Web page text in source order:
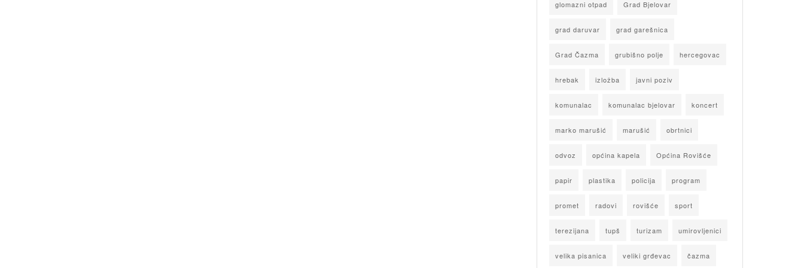
glomazni otpad Grad Bjelovar
grad daruvar grad garešnica
Grad Čazma grubišno polje hercegovac
hrebak izložba javni poziv
komunalac komunalac bjelovar koncert
marko marušić marušić obrtnici
odvoz općina kapela Općina Rovišće
papir plastika policija program
promet radovi rovišće sport
terezijana tupš turizam umirovljenici
velika pisanica veliki grđevac čazma